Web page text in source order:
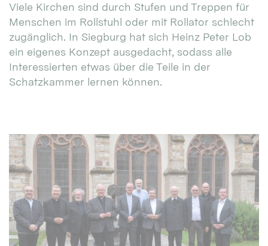
Viele Kirchen sind durch Stufen und Treppen für
Menschen im Rollstuhl oder mit Rollator schlecht
zugänglich. In Siegburg hat sich Heinz Peter Lob
ein eigenes Konzept ausgedacht, sodass alle
Interessierten etwas über die Teile in der
Schatzkammer lernen können.